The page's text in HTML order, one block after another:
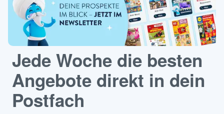
Jede Woche die besten
Angebote direkt in dein
Postfach